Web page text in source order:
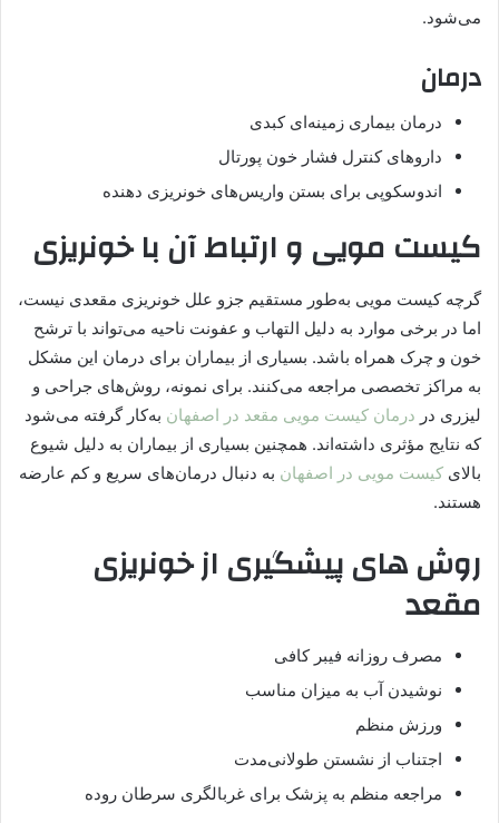
می‌شود.
درمان
درمان بیماری زمینه‌ای کبدی
داروهای کنترل فشار خون پورتال
اندوسکوپی برای بستن واریس‌های خونریزی‌ دهنده
کیست مویی و ارتباط آن با خونریزی
گرچه کیست مویی به‌طور مستقیم جزو علل خونریزی مقعدی نیست،
اما در برخی موارد به دلیل التهاب و عفونت ناحیه می‌تواند با ترشح
خون و چرک همراه باشد. بسیاری از بیماران برای درمان این مشکل
به مراکز تخصصی مراجعه می‌کنند. برای نمونه، روش‌های جراحی و
لیزری در درمان کیست مویی مقعد در اصفهان به‌کار گرفته می‌شود
که نتایج مؤثری داشته‌اند. همچنین بسیاری از بیماران به دلیل شیوع
بالای کیست مویی در اصفهان به دنبال درمان‌های سریع و کم‌ عارضه
هستند.
روش‌ های پیشگیری از خونریزی
مقعد
مصرف روزانه فیبر کافی
نوشیدن آب به میزان مناسب
ورزش منظم
اجتناب از نشستن طولانی‌مدت
مراجعه منظم به پزشک برای غربالگری سرطان روده